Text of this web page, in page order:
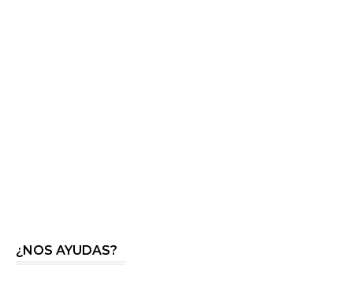
¿NOS AYUDAS?